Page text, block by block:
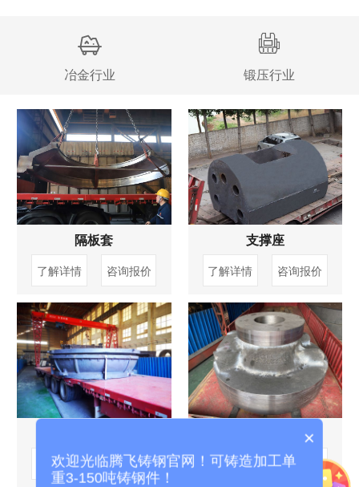
冶金行业 锻压行业
隔板套
了解详情 咨询报价
支撑座
了解详情 咨询报价
了解详情 咨询报价 了解详情 咨询报价
×
欢迎光临腾飞铸钢官网！可铸造加工单
重3-150吨铸钢件！